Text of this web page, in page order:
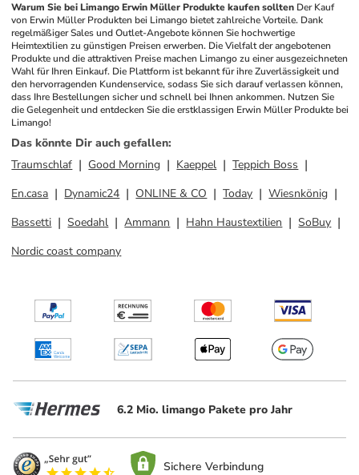
Warum Sie bei Limango Erwin Müller Produkte kaufen sollten Der Kauf
von Erwin Müller Produkten bei Limango bietet zahlreiche Vorteile. Dank
regelmäßiger Sales und Outlet-Angebote können Sie hochwertige
Heimtextilien zu günstigen Preisen erwerben. Die Vielfalt der angebotenen
Produkte und die attraktiven Preise machen Limango zu einer ausgezeichneten
Wahl für Ihren Einkauf. Die Plattform ist bekannt für ihre Zuverlässigkeit und
den hervorragenden Kundenservice, sodass Sie sich darauf verlassen können,
dass Ihre Bestellungen sicher und schnell bei Ihnen ankommen. Nutzen Sie
die Gelegenheit und entdecken Sie die erstklassigen Erwin Müller Produkte bei
Limango!
Das könnte Dir auch gefallen:
Traumschlaf
Good Morning Kaeppel
Teppich Boss
En.casa
Dynamic24 ONLINE & CO Today
Wiesnkönig
Bassetti
Soedahl Ammann Hahn Haustextilien
SoBuy
Nordic coast company
6.2 Mio. limango Pakete pro Jahr
Sichere Verbindung